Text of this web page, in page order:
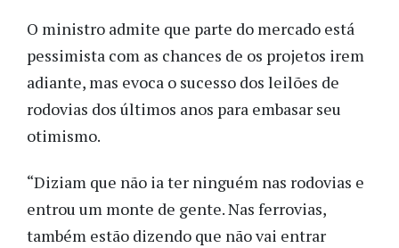
O ministro admite que parte do mercado está
pessimista com as chances de os projetos irem
adiante, mas evoca o sucesso dos leilões de
rodovias dos últimos anos para embasar seu
otimismo.
“Diziam que não ia ter ninguém nas rodovias e
entrou um monte de gente. Nas ferrovias,
também estão dizendo que não vai entrar